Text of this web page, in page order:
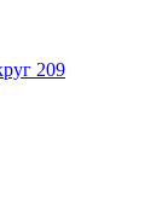
209